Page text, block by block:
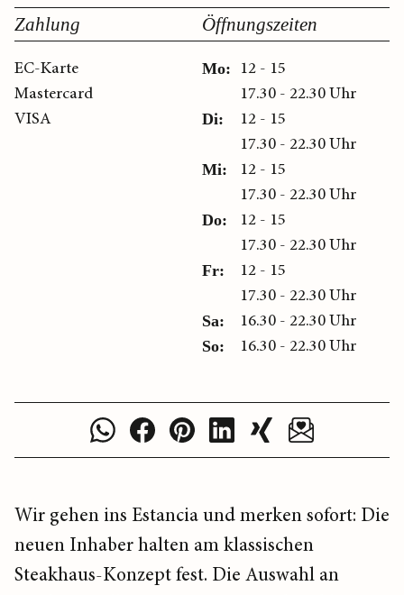
Zahlung
EC-Karte
Mastercard
VISA
Öffnungszeiten
Mo:
12 - 15
17.30 - 22.30 Uhr
Di:
12 - 15
17.30 - 22.30 Uhr
Mi:
12 - 15
17.30 - 22.30 Uhr
Do:
12 - 15
17.30 - 22.30 Uhr
Fr:
12 - 15
17.30 - 22.30 Uhr
Sa: 16.30 - 22.30 Uhr
So: 16.30 - 22.30 Uhr
Wir gehen ins Estancia und merken sofort: Die
neuen Inhaber halten am klassischen
Steakhaus-Konzept fest. Die Auswahl an